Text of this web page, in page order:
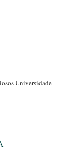
Universidade